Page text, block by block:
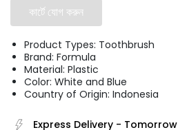
কার্টে যোগ করুন
Product Types: Toothbrush
Brand: Formula
Material: Plastic
Color: White and Blue
Country of Origin: Indonesia
Express Delivery - Tomorrow